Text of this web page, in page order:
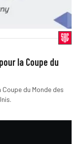
la Coupe du
du Monde des